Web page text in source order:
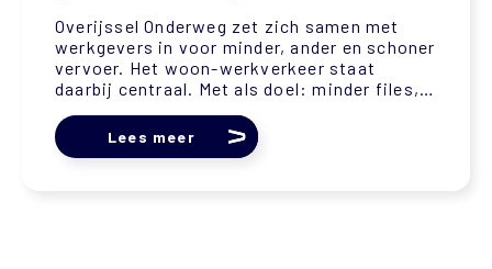
Overijssel Onderweg zet zich samen met
werkgevers in voor minder, ander en schoner
vervoer. Het woon-werkverkeer staat
daarbij centraal. Met als doel: minder files,
reistijden, vitale medewerkers en minder
CO2...
Lees meer